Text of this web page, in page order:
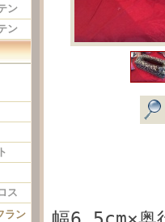
ン
ン
ス
ラン